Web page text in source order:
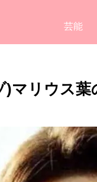
芸能
マリウス